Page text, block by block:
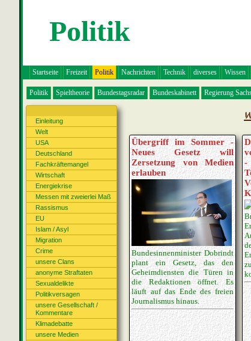
Politik
Startseite Freizeit Politik Nachrichten Technik diverses Wissen
Politik Spieltheorie Bundestagsradar Bundeskabinett Regierung
Einleitung
Welt
USA
Deutschland
Fachkräftemangel
Wirtschaft
Energiekrise
Messen mit zweierlei Maß
Rassismus
EU
Islam / Asyl
Migration
Crime
unsere Clans
anonyme Straftaten
Sexualdelikte
Politikversagen
unsere Gesellschaft /
Kommentare
Klimadebatte
unsere Medien
Übergriff im Sommer -
Neues Gesetz will
Zersetzung von Medien
erlauben
Bundesinnenminister Dobrindt
plant ein Gesetz, das den
Geheimdiensten die Türen in
die Redaktionen öffnet. Es
läuft auf das Ende des freien
Journalismus hinaus.
-